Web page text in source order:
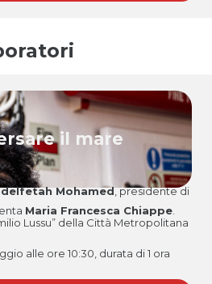
il mare
Mohamed, presidente di
Maria Francesca Chiappe
Lussu” della Città Metropolitana
alle ore 10:30, durata di 1 ora